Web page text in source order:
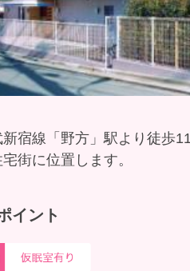
新宿線「野方」駅より徒歩
街に位置します。
イント